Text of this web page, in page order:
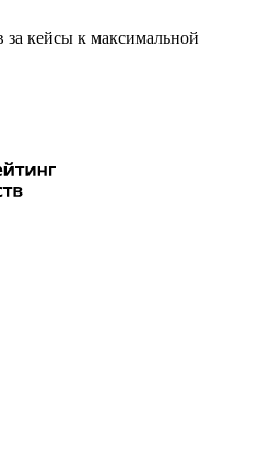
кейсы к максимальной